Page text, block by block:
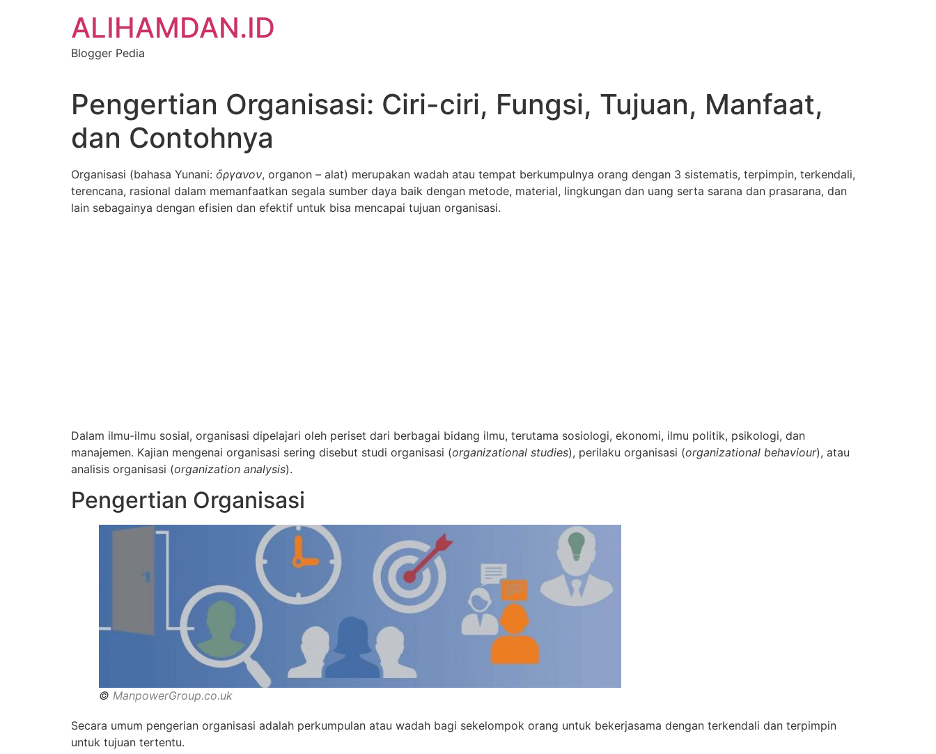
ALIHAMDAN.ID
Blogger Pedia
Pengertian Organisasi: Ciri-ciri, Fungsi, Tujuan, Manfaat,
dan Contohnya
Organisasi (bahasa Yunani: ὄργανον, organon – alat) merupakan wadah atau tempat berkumpulnya orang dengan 3 sistematis, terpimpin, terkendali,
terencana, rasional dalam memanfaatkan segala sumber daya baik dengan metode, material, lingkungan dan uang serta sarana dan prasarana, dan
lain sebagainya dengan efisien dan efektif untuk bisa mencapai tujuan organisasi.
Dalam ilmu-ilmu sosial, organisasi dipelajari oleh periset dari berbagai bidang ilmu, terutama sosiologi, ekonomi, ilmu politik, psikologi, dan
manajemen. Kajian mengenai organisasi sering disebut studi organisasi (organizational studies), perilaku organisasi (organizational behaviour), atau
analisis organisasi (organization analysis).
Pengertian Organisasi
© ManpowerGroup.co.uk
Secara umum pengerian organisasi adalah perkumpulan atau wadah bagi sekelompok orang untuk bekerjasama dengan terkendali dan terpimpin
untuk tujuan tertentu.